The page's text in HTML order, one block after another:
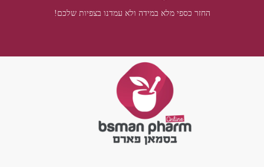
החזר כספי מלא במידה ולא עמדנו בצפיות שלכם!